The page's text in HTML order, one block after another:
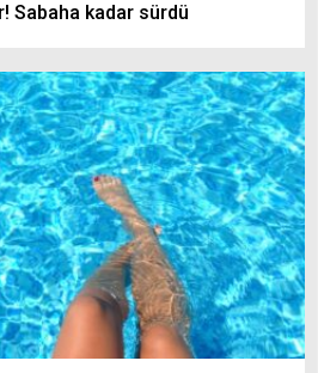
Sabaha kadar sürdü